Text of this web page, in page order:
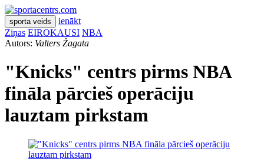
sporta veids
ienākt
Ziņas EIROKAUSI NBA
Autors: Valters Žagata
"Knicks" centrs pirms NBA
fināla pārcieš operāciju
lauztam pirkstam